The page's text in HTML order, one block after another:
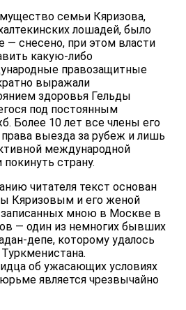
семьи Кяризова,
лошадей, было
— снесено, при этом власти
какую-либо
правозащитные
выражали
здоровья Гельды
под постоянным
Более 10 лет все члены его
выезда за рубеж и лишь
международной
страну.
читателя текст основан
Кяризовым и его женой
мною в Москве в
— один из немногих бывших
депе, которому удалось
об ужасающих условиях
является чрезвычайно